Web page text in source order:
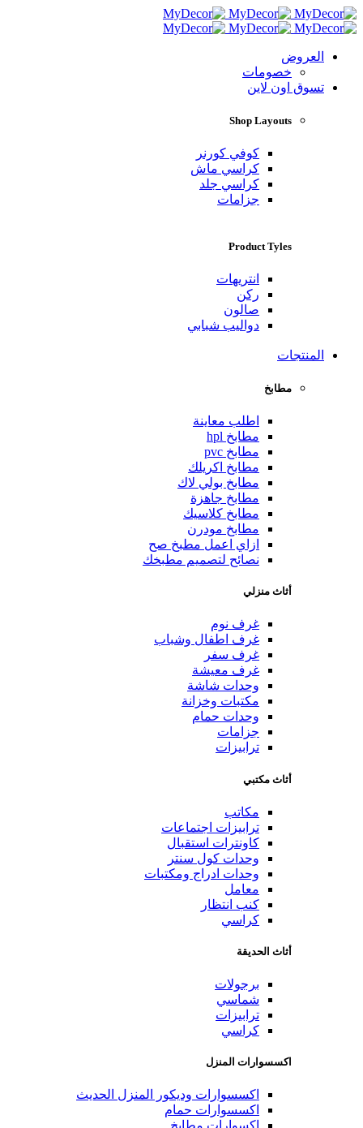
العروض
خصومات
تسوق اون لاين
Shop Layouts
كوفي كورنر
كراسي ماش
كراسي جلد
جزامات
Product Tyles
انتريهات
ركن
صالون
دواليب شبابي
المنتجات
مطابخ
اطلب معاينة
مطابخ hpl
مطابخ pvc
مطابخ اكريلك
مطابخ بولي لاك
مطابخ جاهزة
مطابخ كلاسيك
مطابخ مودرن
ازاي اعمل مطبخ صح
نصائح لتصميم مطبخك
أثاث منزلي
غرف نوم
غرف اطفال وشباب
غرف سفر
غرف معيشة
وحدات شاشة
مكتبات وخزانة
وحدات حمام
جزامات
ترابيزات
أثاث مكتبي
مكاتب
ترابيزات اجتماعات
كاونترات استقبال
وحدات كول سنتر
وحدات ادراج ومكتبات
معامل
كنب انتظار
كراسي
أثاث الحديقة
برجولات
شماسي
ترابيزات
كراسي
اكسسوارات المنزل
اكسسوارات وديكور المنزل الحديث
اكسسوارات حمام